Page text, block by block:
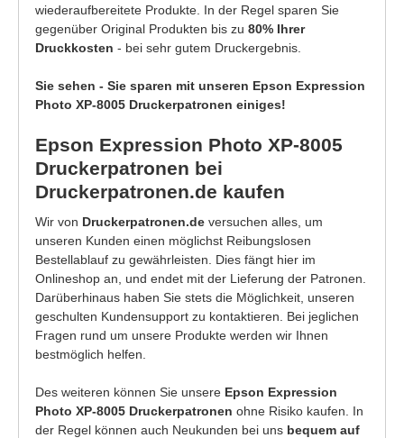
wiederaufbereitete Produkte. In der Regel sparen Sie
gegenüber Original Produkten bis zu 80% Ihrer
Druckkosten - bei sehr gutem Druckergebnis.
Sie sehen - Sie sparen mit unseren Epson Expression
Photo XP-8005 Druckerpatronen einiges!
Epson Expression Photo XP-8005
Druckerpatronen bei
Druckerpatronen.de kaufen
Wir von Druckerpatronen.de versuchen alles, um
unseren Kunden einen möglichst Reibungslosen
Bestellablauf zu gewährleisten. Dies fängt hier im
Onlineshop an, und endet mit der Lieferung der Patronen.
Darüberhinaus haben Sie stets die Möglichkeit, unseren
geschulten Kundensupport zu kontaktieren. Bei jeglichen
Fragen rund um unsere Produkte werden wir Ihnen
bestmöglich helfen.
Des weiteren können Sie unsere Epson Expression
Photo XP-8005 Druckerpatronen ohne Risiko kaufen. In
der Regel können auch Neukunden bei uns bequem auf